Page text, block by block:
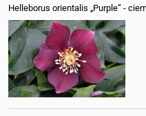
Helleborus orientalis „Purple” -